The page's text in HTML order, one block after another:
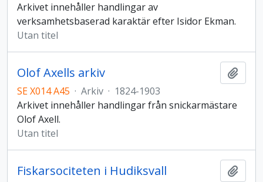
Arkivet innehåller handlingar av
verksamhetsbaserad karaktär efter Isidor Ekman.
Utan titel
Olof Axells arkiv
SE X014 A45 · Arkiv · 1824-1903
Arkivet innehåller handlingar från snickarmästare
Olof Axell.
Utan titel
Fiskarsociteten i Hudiksvall